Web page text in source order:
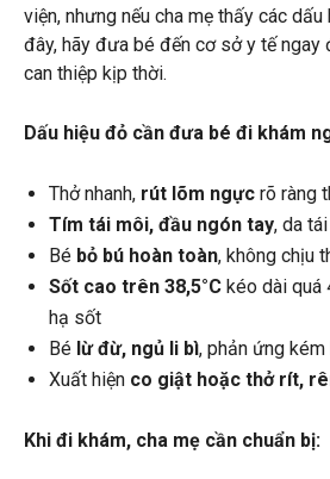
viện, nhưng nếu cha mẹ thấy các
đây, hãy đưa bé đến cơ sở y tế
can thiệp kịp thời.
Dấu hiệu đỏ cần đưa bé đi khám
Thở nhanh, rút lõm ngực rõ ràng
Tím tái môi, đầu ngón tay, da
Bé bỏ bú hoàn toàn, không chịu
Sốt cao trên 38,5°C kéo dài quá
hạ sốt
Bé lừ đừ, ngủ li bì, phản ứng
Xuất hiện co giật hoặc thở rít,
Khi đi khám, cha mẹ cần chuẩn bị: